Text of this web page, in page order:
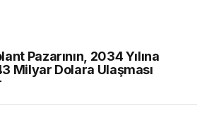
Pazarının, 2034 Yılına
Milyar Dolara Ulaşması